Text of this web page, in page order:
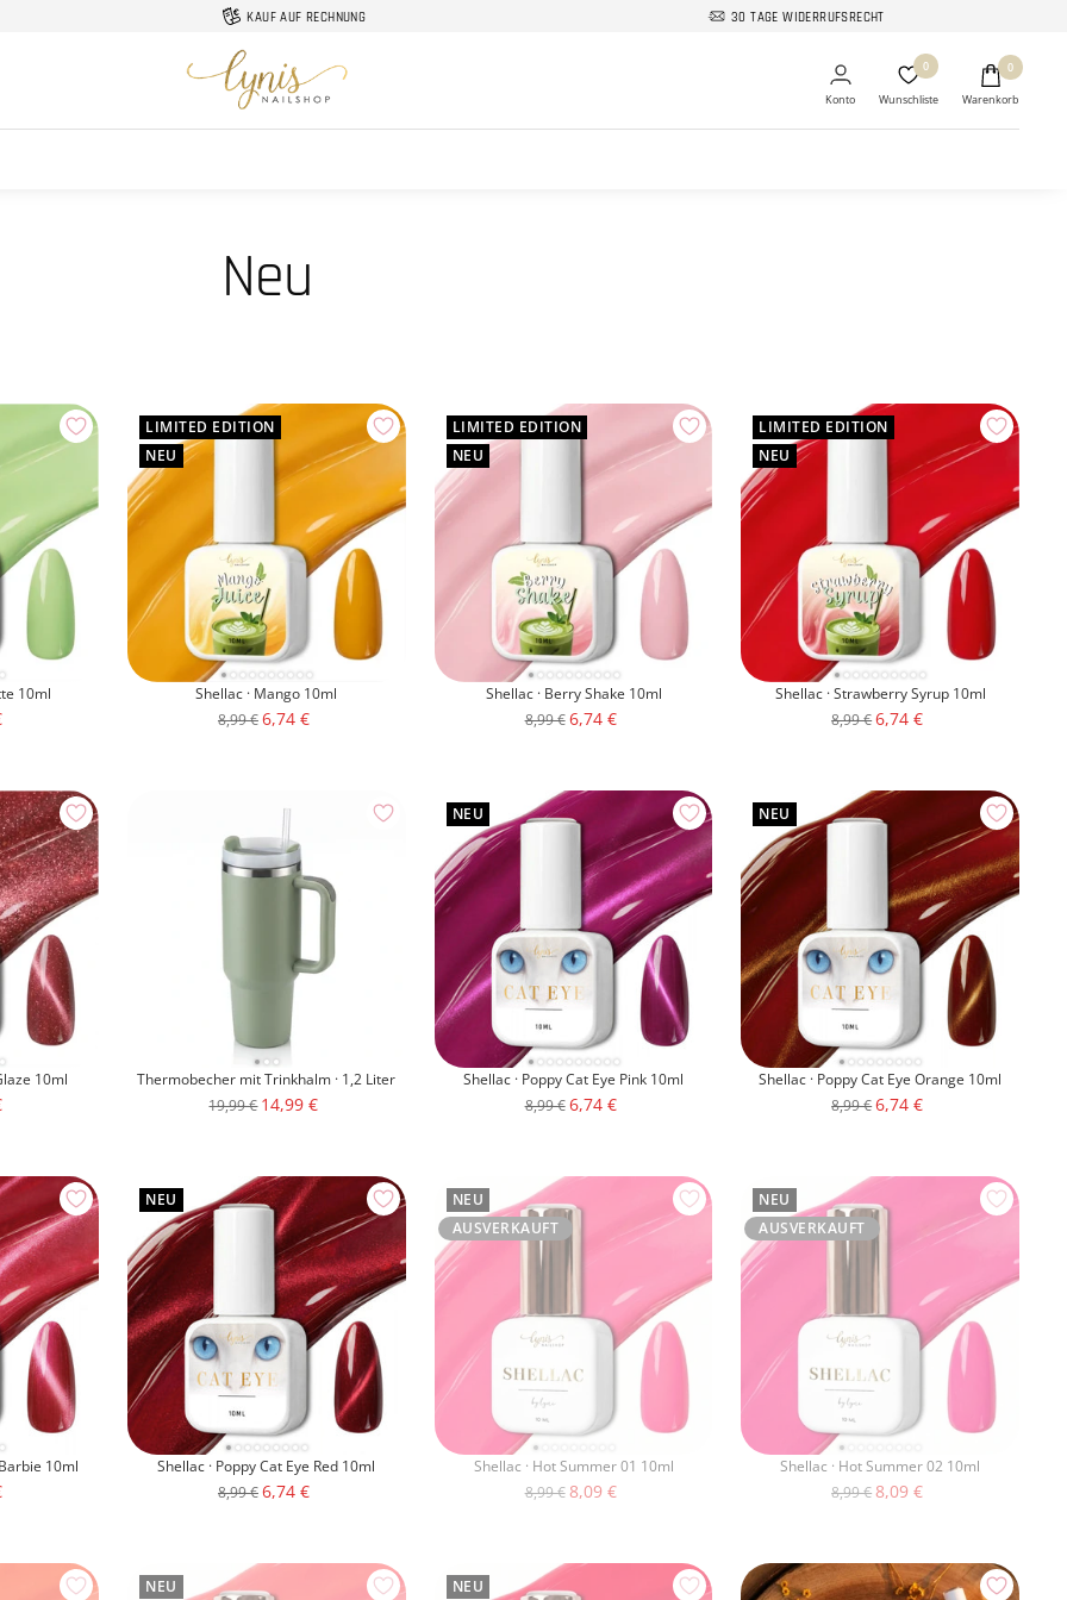
KAUF AUF RECHNUNG 30 TAGE WIDERRUFSRECHT
Nailshop
0 0
Neu
10ml
LIMITED EDITION
NEU
Shellac · Mango 10ml
Angebotspreis
6,74 €
Regulärer
8,99 €
LIMITED EDITION
NEU
Shellac · Berry Shake 10ml
Angebotspreis
6,74 €
Regulärer
8,99 €
LIMITED EDITION
NEU
Shellac · Strawberry Syrup 10ml
Angebotspreis
6,74 €
Regulärer
8,99 €
10ml Thermobecher mit Trinkhalm · 1,2 Liter
Angebotspreis
14,99 €
Regulärer
19,99 €
NEU
Shellac · Poppy Cat Eye Pink 10ml
Angebotspreis
6,74 €
Regulärer
8,99 €
NEU
Shellac · Poppy Cat Eye Orange 10ml
Angebotspreis
6,74 €
Regulärer
8,99 €
10ml
NEU
Shellac · Poppy Cat Eye Red 10ml
Angebotspreis
6,74 €
Regulärer
8,99 €
NEU
AUSVERKAUFT
Shellac · Hot Summer 01 10ml
Angebotspreis
8,09 €
Regulärer
8,99 €
NEU
AUSVERKAUFT
Shellac · Hot Summer 02 10ml
Angebotspreis
8,09 €
Regulärer
8,99 €
NEU
NEU